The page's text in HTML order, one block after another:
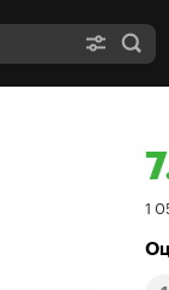
1